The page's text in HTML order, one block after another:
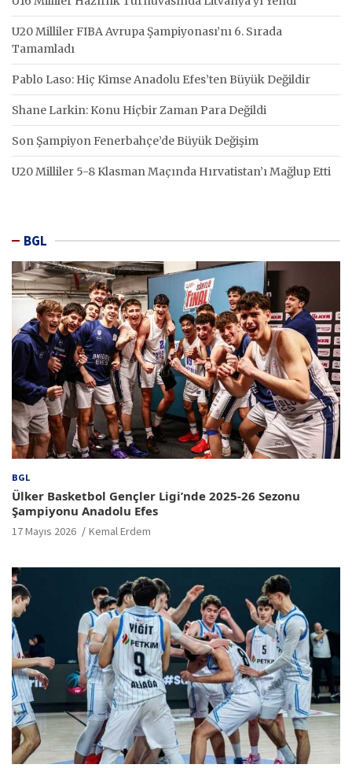
U20 Milliler FIBA Avrupa Şampiyonası’nı 6. Sırada
Tamamladı
Pablo Laso: Hiç Kimse Anadolu Efes’ten Büyük Değildir
Shane Larkin: Konu Hiçbir Zaman Para Değildi
Son Şampiyon Fenerbahçe’de Büyük Değişim
U20 Milliler 5-8 Klasman Maçında Hırvatistan’ı Mağlup Etti
BGL
BGL
Ülker Basketbol Gençler Ligi’nde 2025-26 Sezonu
Şampiyonu Anadolu Efes
17 Mayıs 2026 Kemal Erdem